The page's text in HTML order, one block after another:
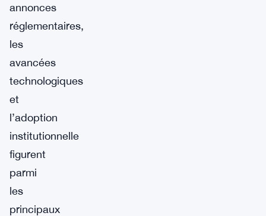
annonces
réglementaires,
les
avancées
technologiques
et
l’adoption
institutionnelle
figurent
parmi
les
principaux